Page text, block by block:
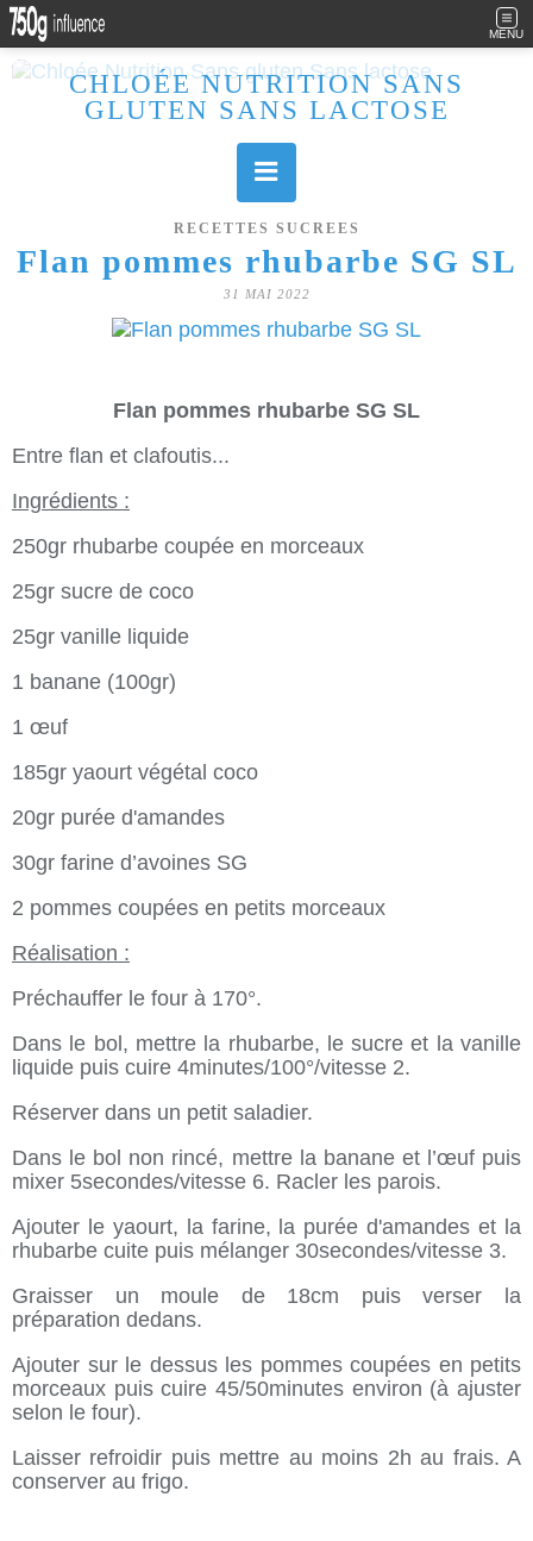
MENU
CHLOÉE NUTRITION SANS
GLUTEN SANS LACTOSE
RECETTES SUCREES
Flan pommes rhubarbe SG SL
31 MAI 2022
Flan pommes rhubarbe SG SL
Entre flan et clafoutis...
Ingrédients :
250gr rhubarbe coupée en morceaux
25gr sucre de coco
25gr vanille liquide
1 banane (100gr)
1 œuf
185gr yaourt végétal coco
20gr purée d'amandes
30gr farine d’avoines SG
2 pommes coupées en petits morceaux
Réalisation :
Préchauffer le four à 170°.
Dans le bol, mettre la rhubarbe, le sucre et la vanille
liquide puis cuire 4minutes/100°/vitesse 2.
Réserver dans un petit saladier.
Dans le bol non rincé, mettre la banane et l’œuf puis
mixer 5secondes/vitesse 6. Racler les parois.
Ajouter le yaourt, la farine, la purée d'amandes et la
rhubarbe cuite puis mélanger 30secondes/vitesse 3.
Graisser un moule de 18cm puis verser la
préparation dedans.
Ajouter sur le dessus les pommes coupées en petits
morceaux puis cuire 45/50minutes environ (à ajuster
selon le four).
Laisser refroidir puis mettre au moins 2h au frais. A
conserver au frigo.